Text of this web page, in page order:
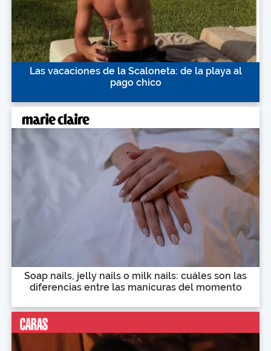
Las vacaciones de la Scaloneta: de la playa al
pago chico
Soap nails, jelly nails o milk nails: cuáles son las
diferencias entre las manicuras del momento